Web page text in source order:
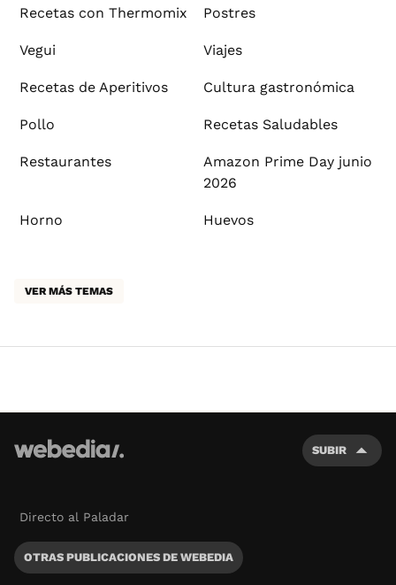
Recetas con Thermomix Postres
Vegui Viajes
Recetas de Aperitivos Cultura gastronómica
Pollo Recetas Saludables
Restaurantes
Amazon Prime Day junio
2026
Horno Huevos
VER MÁS TEMAS
SUBIR
Directo al Paladar
OTRAS PUBLICACIONES DE WEBEDIA